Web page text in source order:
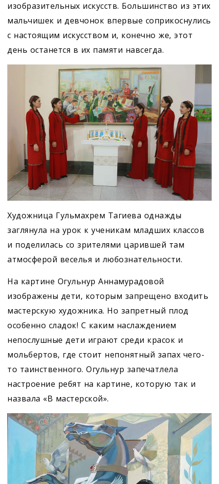
изобразительных искусств. Большинство из этих
мальчишек и девчонок впервые соприкоснулись
с настоящим искусством и, конечно же, этот
день останется в их памяти навсегда.
Художница Гульмахрем Тагиева однажды
заглянула на урок к ученикам младших классов
и поделилась со зрителями царившей там
атмосферой веселья и любознательности.
На картине Огульнур Аннамурадовой
изображены дети, которым запрещено входить
мастерскую художника. Но запретный плод
особенно сладок! С каким наслаждением
непослушные дети играют среди красок и
мольбертов, где стоит непонятный запах чего-
то таинственного. Огульнур запечатлела
настроение ребят на картине, которую так и
назвала «В мастерской».